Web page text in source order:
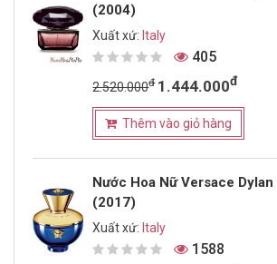
(2004)
Xuất xứ: Italy
405
2.520.000đ 1.444.000đ
Thêm vào giỏ hàng
Nước Hoa Nữ Versace
(2017)
Xuất xứ: Italy
1588